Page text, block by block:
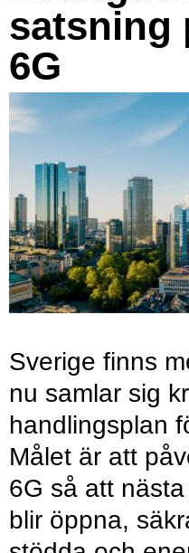
satsning
6G
Sverige finns
nu samlar sig
handlingsplan
Målet är att
6G så att
blir öppna,